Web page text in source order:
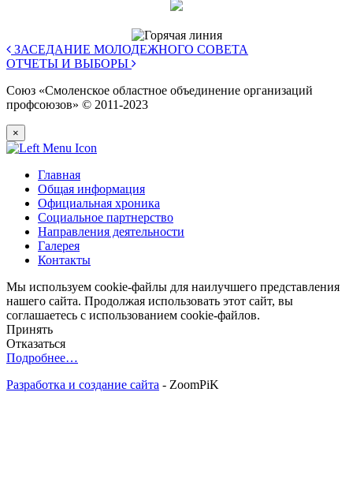
ЗАСЕДАНИЕ МОЛОДЕЖНОГО СОВЕТА
ОТЧЕТЫ И ВЫБОРЫ
Союз «Смоленское областное объединение организаций
профсоюзов» © 2011-2023
×
Главная
Общая информация
Официальная хроника
Социальное партнерство
Направления деятельности
Галерея
Контакты
Мы используем cookie-файлы для наилучшего представления
нашего сайта. Продолжая использовать этот сайт, вы
соглашаетесь с использованием cookie-файлов.
Принять
Отказаться
Подробнее…
Разработка и создание сайта - ZoomPiK